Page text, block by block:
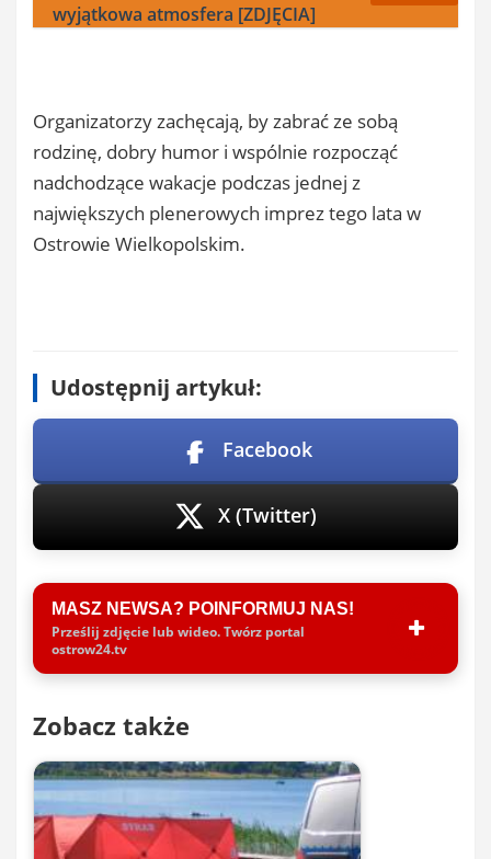
wyjątkowa atmosfera [ZDJĘCIA]
Organizatorzy zachęcają, by zabrać ze sobą
rodzinę, dobry humor i wspólnie rozpocząć
nadchodzące wakacje podczas jednej z
największych plenerowych imprez tego lata w
Ostrowie Wielkopolskim.
Udostępnij artykuł:
Facebook
X (Twitter)
MASZ NEWSA? POINFORMUJ NAS!
Prześlij zdjęcie lub wideo. Twórz portal
ostrow24.tv
Zobacz także